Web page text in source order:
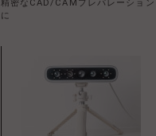
精密なCAD/CAMプレパレーション
に